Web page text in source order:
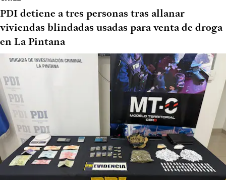
PDI detiene a tres personas tras allanar
viviendas blindadas usadas para venta de droga
en La Pintana